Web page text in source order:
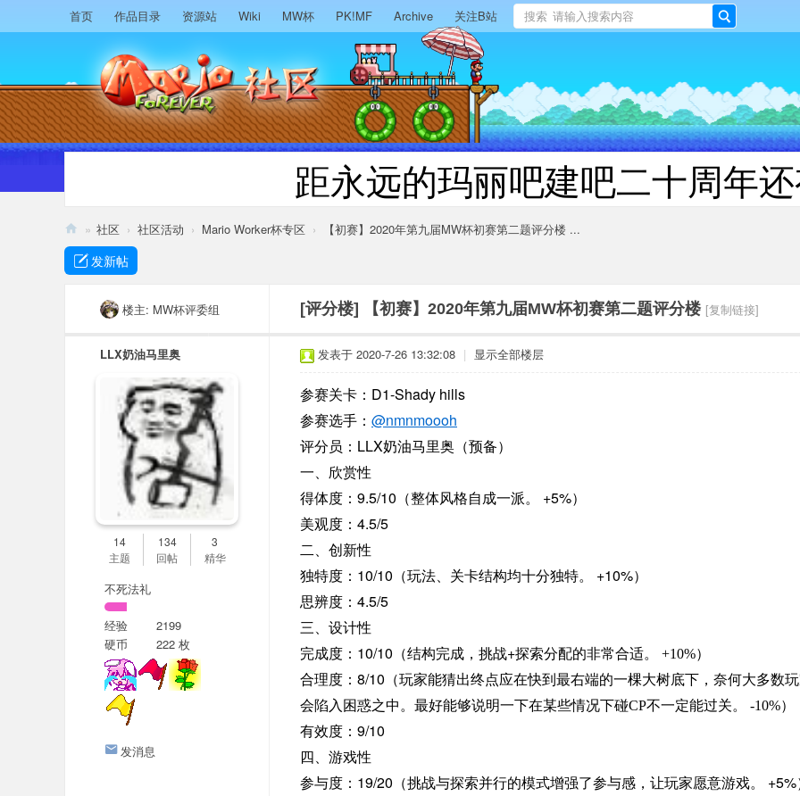
首页 作品目录 资源站 Wiki MW杯 PK!MF Archive 关注B站 搜索
索
距永远的玛丽吧建吧二十周年
M
» 社区 › 社区活动 › Mario Worker杯专区 › 【初赛】2020年第九届MW杯初赛第二题评分楼 ...
发新帖
楼主: MW杯评委组 [评分楼] 【初赛】2020年第九届MW杯初赛第二题评分楼 [复制链接]
LLX奶油马里奥
14
主题
134
回帖
3
精华
不死法礼
经验
2199
硬币
222 枚
发消息
发表于 2020-7-26 13:32:08 | 显示全部楼层
参赛关卡： D1-Shady hills
参赛选手： @nmnmoooh
评分员： LLX奶油马里奥（预备）
一、欣赏性
得体度： 9.5/10 （整体风格自成一派。 +5%）
美观度： 4.5/5
二、创新性
独特度： 10/10 （玩法、关卡结构均十分独特。 +10%）
思辨度： 4.5/5
三、设计性
完成度： 10/10 （结构完成，挑战+探索分配的非常合适。 +10%）
合理度： 8/10 （玩家能猜出终点应在快到最右端的一棵大树底下，奈何大多数
会陷入困惑之中。最好能够说明一下在某些情况下碰CP不一定能过关。 -10%）
有效度： 9/10
四、游戏性
参与度： 19/20 （挑战与探索并行的模式增强了参与感，让玩家愿意游戏。 +5%